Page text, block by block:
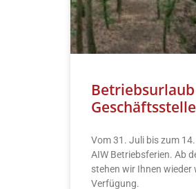
Geschäftsstelle
Vom 31. Juli bis zum
AIW Betriebsferien. Ab
stehen wir Ihnen wieder
Verfügung.